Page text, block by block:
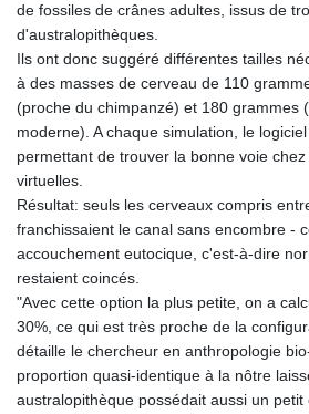
de fossiles de crânes adultes, issus de
d'australopithèques.
Ils ont donc suggéré différentes tailles
à des masses de cerveau de 110
(proche du chimpanzé) et 180 grammes
moderne). A chaque simulation, le
permettant de trouver la bonne voie
virtuelles.
Résultat: seuls les cerveaux compris
franchissaient le canal sans encombre -
accouchement eutocique, c'est-à-dire
restaient coincés.
"Avec cette option la plus petite, on a
30%, ce qui est très proche de la
détaille le chercheur en anthropologie
proportion quasi-identique à la nôtre
australopithèque possédait aussi un